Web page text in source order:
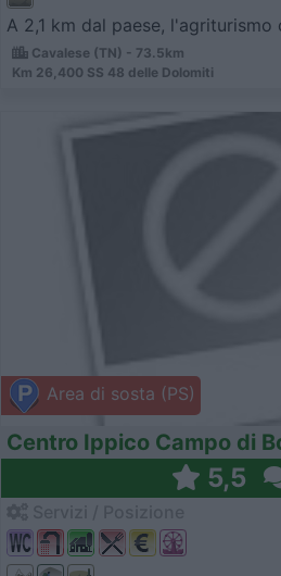
A 2,1 km dal paese, l'agriturismo
Cavalese (TN) - 73.5km
Km 26,400 SS 48 delle Dolomiti
Area di sosta (PS)
Centro Ippico Campo di
5,5